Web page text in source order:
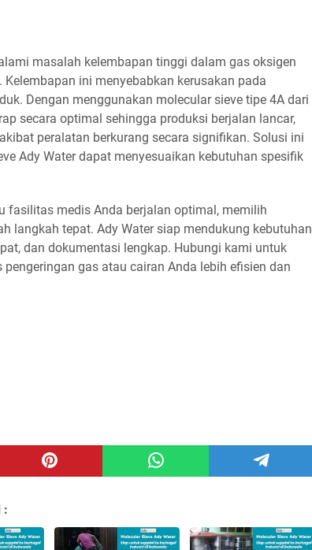
masalah kelembapan tinggi dalam gas oksigen
ini menyebabkan kerusakan pada
Dengan menggunakan molecular sieve tipe 4A dari
secara optimal sehingga produksi berjalan lancar,
peralatan berkurang secara signifikan. Solusi ini
Ady Water dapat menyesuaikan kebutuhan spesifik
fasilitas medis Anda berjalan optimal, memilih
langkah tepat. Ady Water siap mendukung kebutuhan
dan dokumentasi lengkap. Hubungi kami untuk
gas atau cairan Anda lebih efisien dan
: